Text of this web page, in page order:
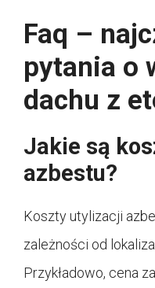
Faq –
pytania o
dachu z
Jakie są
azbestu?
Koszty utylizacji
zależności od
Przykładowo, cena